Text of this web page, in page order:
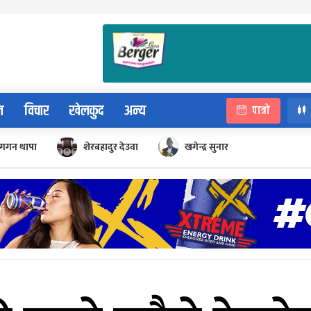
विचार खेलकुद अन्य पात्रो
गगन थापा शेरबहादुर देउवा खगेन्द्र सुनार